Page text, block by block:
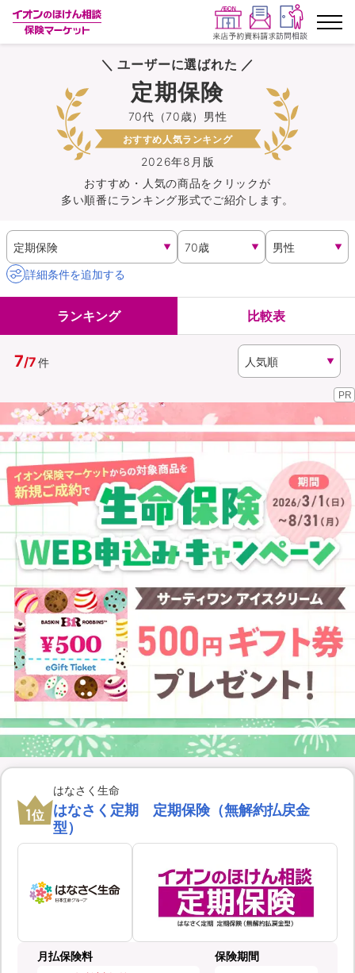
ランキングから探す
保険を比較する
保険会社から探す
イオンカード会員さま専用保険
キャンペーン一覧
イオングループ従業員さま向け
資料請求
（無料）
訪問相談
イオンカード会員さま専用保険
＼ ユーザーに選ばれた ／
2026年8月版
70代（70歳）男性
定期保険
おすすめ人気ランキング
おすすめ・人気の商品をクリックが
多い順番にランキング形式でご紹介します。
詳細条件を追加する
ランキング 比較表
7/7件
PR
1位
はなさく生命
はなさく定期 定期保険（無解約払戻金
型）
月払保険料
保険期間